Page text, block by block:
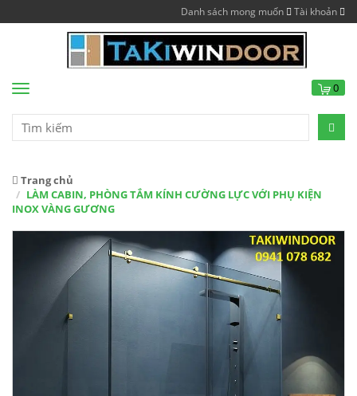
Danh sách mong muốn Tài khoản
Menu 0
Trang chủ
LÀM CABIN, PHÒNG TẮM KÍNH CƯỜNG LỰC VỚI PHỤ KIỆN
INOX VÀNG GƯƠNG